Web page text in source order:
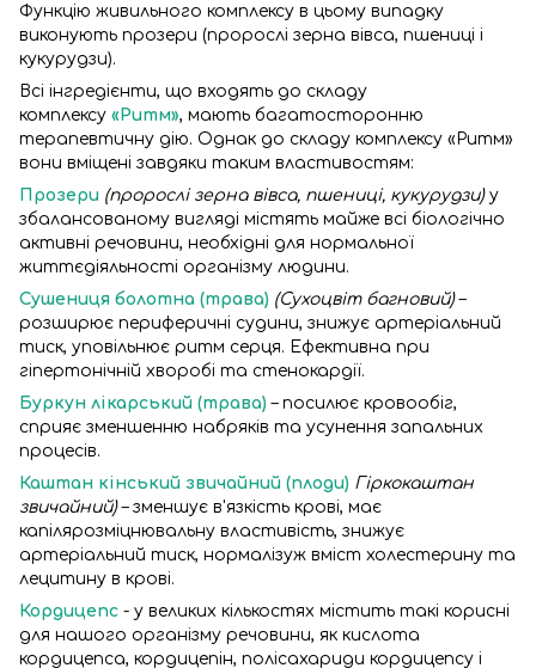
Функцію живильного комплексу в цьому випадку
виконують прозери (пророслі зерна вівса, пшениці і
кукурудзи).
Всі інгредієнти, що входять до складу
комплексу «Ритм», мають багатосторонню
терапевтичну дію. Однак до складу комплексу «Ритм»
вони вміщені завдяки таким властивостям:
Прозери (пророслі зерна вівса, пшениці, кукурудзи)у
збалансованому вигляді містять майже всі біологічно
активні речовини, необхідні для нормальної
життєдіяльності організму людини.
Сушениця болотна (трава) (Сухоцвіт багновий)–
розширює периферичні судини, знижує артеріальний
тиск, уповільнює ритм серця. Ефективна при
гіпертонічній хворобі та стенокардії.
Буркун лікарський (трава) – посилює кровообіг,
сприяє зменшенню набряків та усунення запальних
процесів.
Каштан кінський звичайний (плоди) Гіркокаштан
звичайний)– зменшує в'язкість крові, має
капілярозміцнювальну властивість, знижує
артеріальний тиск, нормалізуж вміст холестерину та
лецитину в крові.
Кордицепс - у великих кількостях містить такі корисні
для нашого організму речовини, як кислота
кордицепса, кордицепін, полісахариди кордицепсу і